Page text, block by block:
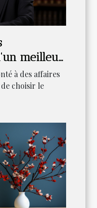
meilleur
à des affaires
choisir le